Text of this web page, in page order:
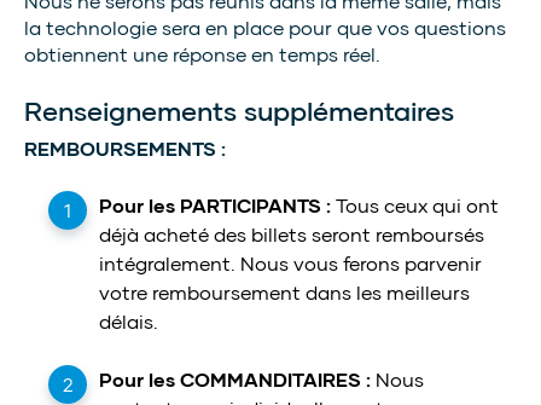
la technologie sera en place pour que vos questions
obtiennent une réponse en temps réel.
Renseignements supplémentaires
REMBOURSEMENTS :
Pour les PARTICIPANTS : Tous ceux qui ont
déjà acheté des billets seront remboursés
intégralement. Nous vous ferons parvenir
votre remboursement dans les meilleurs
délais.
Pour les COMMANDITAIRES : Nous